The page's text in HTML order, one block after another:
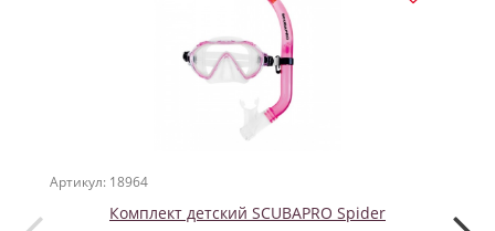
Артикул: 18964
Комплект детский SCUBAPRO Spider